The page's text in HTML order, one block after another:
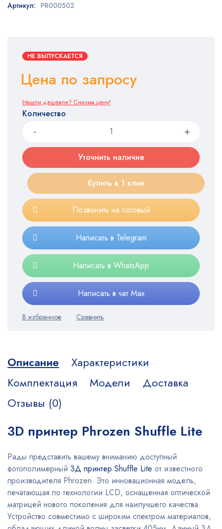
НЕ ВЫПУСКАЕТСЯ
Цена по запросу
Нашли дешевле? Снизим цену!
Количество
Уточнить наличие
Купить в 1 клик
Позвонить на сотовый
Написать в Telegram
Написать в WhatsApp
Написать в чат Max
Артикул: PR000502
Описание
Характеристики
Комплектация
Модели
Доставка
Отзывы (0)
3D принтер Phrozen Shuffle Lite
Рады представить вашему вниманию доступный
фотополимерный 3Д принтер Shuffle Lite от известного
производителя Phrozen. Это инновационная модель,
печатающая по технологии LCD, оснащенная оптической
матрицей нового поколения для наилучшего качества.
Устройство совместимо с широким спектром материалов,